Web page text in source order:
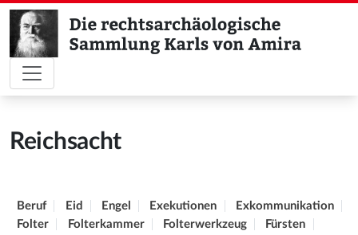
Reichsacht
Beruf Eid Engel Exekutionen
Exkommunikation
Folter
Folterkammer Folterwerkzeug
Fürsten